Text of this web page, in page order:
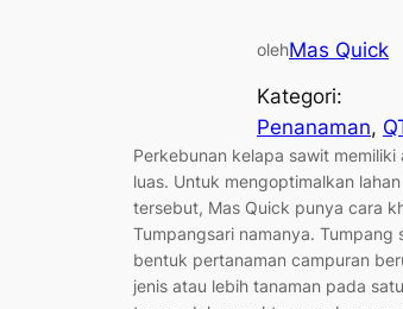
olehMas Quick
Kategori:
Penanaman,
Perkebunan kelapa sawit
luas. Untuk mengoptimalkan
tersebut, Mas Quick punya cara
Tumpangsari namanya. Tumpang
bentuk pertanaman campuran
jenis atau lebih tanaman pada